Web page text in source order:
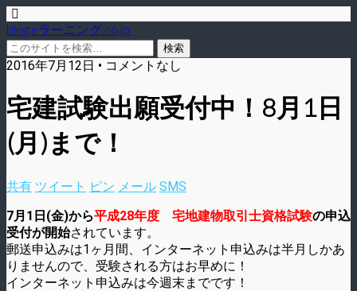
blog.eラーニング.co.jp
2016年7月12日 • コメントなし
宅建試験出願受付中！8月1日
(月)まで！
共有 ツイート ピン メール SMS
7月1日(金)から平成28年度 宅地建物取引士資格試験の申込
受付が開始されています。
郵送申込みは1ヶ月間、インターネット申込みは半月しかあ
りませんので、受験される方はお早めに！
インターネット申込みは今週末までです！